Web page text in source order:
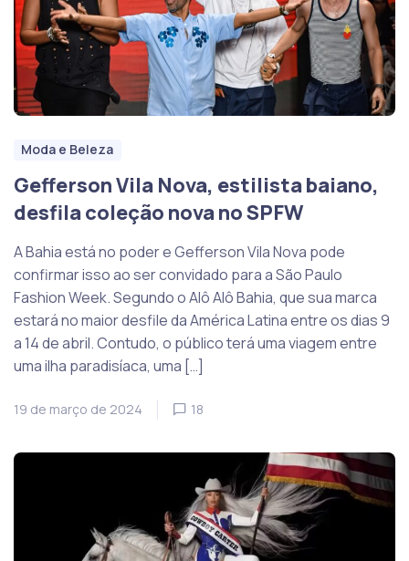
Moda e Beleza
Gefferson Vila Nova, estilista baiano,
desfila coleção nova no SPFW
A Bahia está no poder e Gefferson Vila Nova pode
confirmar isso ao ser convidado para a São Paulo
Fashion Week. Segundo o Alô Alô Bahia, que sua marca
estará no maior desfile da América Latina entre os dias 9
a 14 de abril. Contudo, o público terá uma viagem entre
uma ilha paradisíaca, uma […]
19 de março de 2024 18